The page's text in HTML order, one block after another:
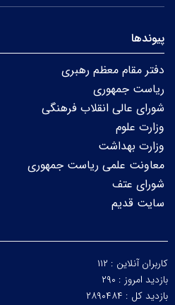
پیوندها
دفتر مقام معظم رهبری
ریاست جمهوری
شورای عالی انقلاب فرهنگی
وزارت علوم
وزارت بهداشت
معاونت علمی ریاست جمهوری
شورای عتف
سایت قدیم
کاربران آنلاین : ۱۱۲
بازدید امروز : ۲۹۰
بازدید کل : ۲۸۹۰۴۸۴